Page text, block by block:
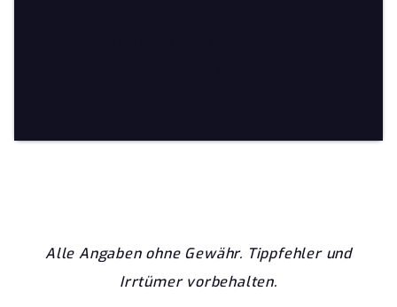
Alle Angaben ohne Gewähr. Tippfehler und
Irrtümer vorbehalten.